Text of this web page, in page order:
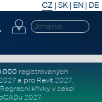
CZ | SK| EN | DE
registrovaných
a pro Revit 2027.
Regresní křivkyv sekci
2027.